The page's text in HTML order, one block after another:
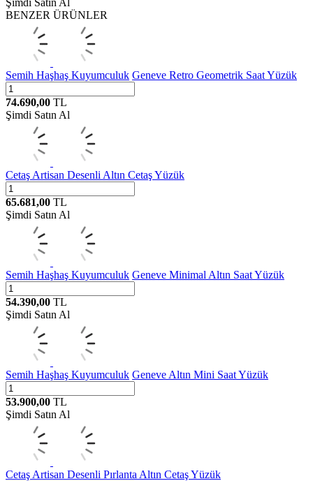
BENZER ÜRÜNLER
Semih Haşhaş Kuyumculuk Geneve Retro Geometrik Saat Yüzük
74.690,00 TL
Şimdi Satın Al
Cetaş Artisan Desenli Altın Cetaş Yüzük
65.681,00 TL
Şimdi Satın Al
Semih Haşhaş Kuyumculuk Geneve Minimal Altın Saat Yüzük
54.390,00 TL
Şimdi Satın Al
Semih Haşhaş Kuyumculuk Geneve Altın Mini Saat Yüzük
53.900,00 TL
Şimdi Satın Al
Cetaş Artisan Desenli Pırlanta Altın Cetaş Yüzük